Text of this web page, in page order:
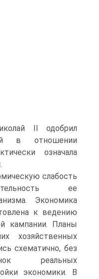
II одобрил
в отношении
означала
слабость
ее
Экономика
к ведению
кампании. Планы
хозяйственных
схематично, без
реальных
экономики. В